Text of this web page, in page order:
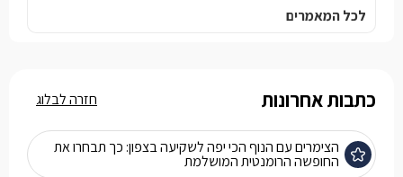
לכל המאמרים
כתבות אחרונות
הצימרים עם הנוף הכי יפה לשקיעה בצפון: כך תבחרו את
החופשה הרומנטית המושלמת
חזרה לבלוג